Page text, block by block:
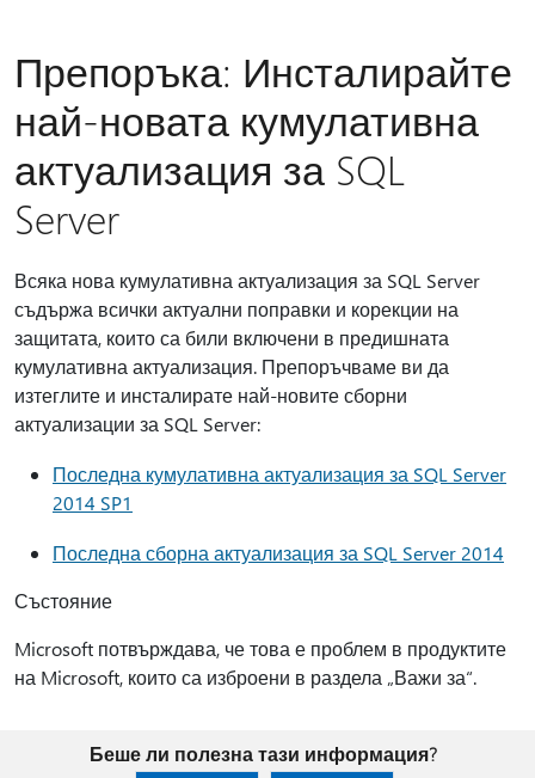
Препоръка: Инсталирайте
най-новата кумулативна
актуализация за SQL
Server
Всяка нова кумулативна актуализация за SQL Server
съдържа всички актуални поправки и корекции на
защитата, които са били включени в предишната
кумулативна актуализация. Препоръчваме ви да
изтеглите и инсталирате най-новите сборни
актуализации за SQL Server:
Последна кумулативна актуализация за SQL Server
2014 SP1
Последна сборна актуализация за SQL Server 2014
Състояние
Microsoft потвърждава, че това е проблем в продуктите
на Microsoft, които са изброени в раздела „Важи за“.
Беше ли полезна тази информация?